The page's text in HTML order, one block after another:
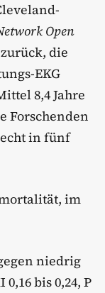
Open
die
EKG
8,4 Jahre
Forschenden
in fünf
im
niedrig
bis 0,24, P